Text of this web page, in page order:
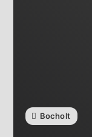
Bocholt